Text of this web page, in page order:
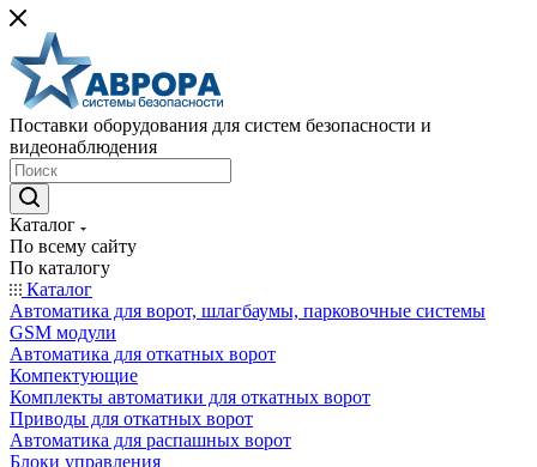
Поставки оборудования для систем безопасности и
видеонаблюдения
Каталог
По всему сайту
По каталогу
Каталог
Автоматика для ворот, шлагбаумы, парковочные системы
GSM модули
Автоматика для откатных ворот
Компектующие
Комплекты автоматики для откатных ворот
Приводы для откатных ворот
Автоматика для распашных ворот
Блоки управления